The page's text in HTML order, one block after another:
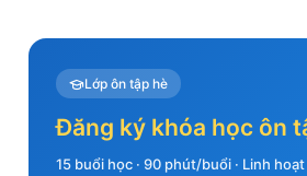
Lớp ôn tập hè
Đăng ký khóa học ôn
15 buổi học · 90 phút/buổi · Linh